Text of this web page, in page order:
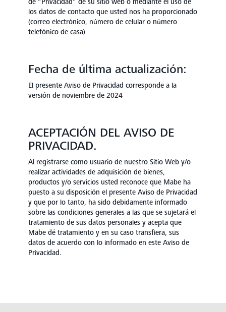
de “Privacidad” de su sitio web o mediante el uso de
los datos de contacto que usted nos ha proporcionado
(correo electrónico, número de celular o número
telefónico de casa)
Fecha de última actualización:
El presente Aviso de Privacidad corresponde a la
versión de noviembre de 2024
ACEPTACIÓN DEL AVISO DE
PRIVACIDAD.
Al registrarse como usuario de nuestro Sitio Web y/o
realizar actividades de adquisición de bienes,
productos y/o servicios usted reconoce que Mabe ha
puesto a su disposición el presente Aviso de Privacidad
y que por lo tanto, ha sido debidamente informado
sobre las condiciones generales a las que se sujetará el
tratamiento de sus datos personales y acepta que
Mabe dé tratamiento y en su caso transfiera, sus
datos de acuerdo con lo informado en este Aviso de
Privacidad.